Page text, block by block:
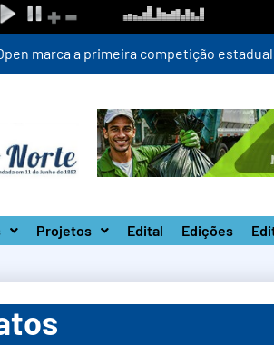
marca a primeira competição estadual
Projetos Edital Edições